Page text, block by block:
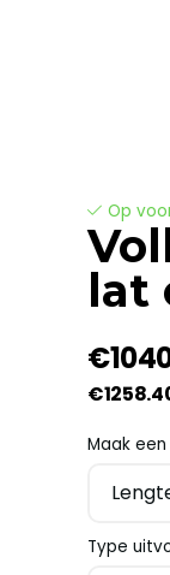
Op
lat
Maak een
Type